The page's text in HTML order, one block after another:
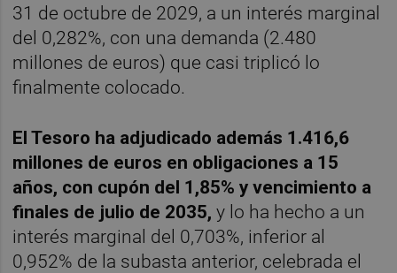
31 de octubre de 2029, a un interés marginal
del 0,282%, con una demanda (2.480
millones de euros) que casi triplicó lo
finalmente colocado.
El Tesoro ha adjudicado además 1.416,6
millones de euros en obligaciones a 15
años, con cupón del 1,85% y vencimiento a
finales de julio de 2035, y lo ha hecho a un
interés marginal del 0,703%, inferior al
0,952% de la subasta anterior, celebrada el